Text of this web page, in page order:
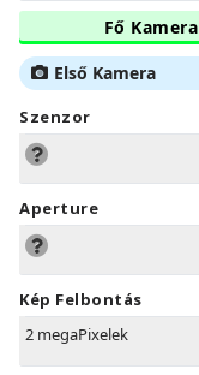
Fő Kamera
Első Kamera
Szenzor
Aperture
Kép Felbontás
2 megaPixelek